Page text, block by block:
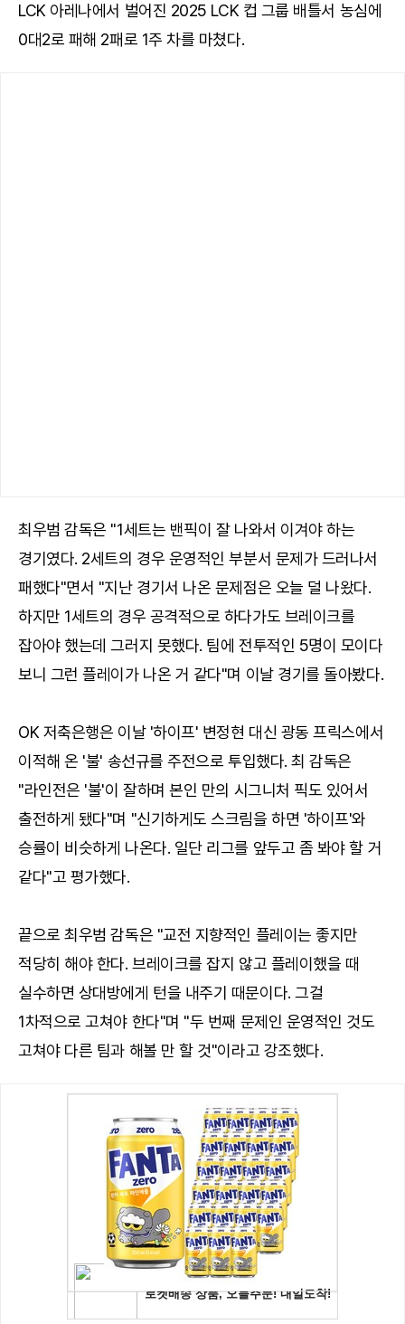
LCK 아레나에서 벌어진 2025 LCK 컵 그룹 배틀서 농심에
0대2로 패해 2패로 1주 차를 마쳤다.
최우범 감독은 "1세트는 밴픽이 잘 나와서 이겨야 하는
경기였다. 2세트의 경우 운영적인 부분서 문제가 드러나서
패했다"면서 "지난 경기서 나온 문제점은 오늘 덜 나왔다.
하지만 1세트의 경우 공격적으로 하다가도 브레이크를
잡아야 했는데 그러지 못했다. 팀에 전투적인 5명이 모이다
보니 그런 플레이가 나온 거 같다"며 이날 경기를 돌아봤다.
OK 저축은행은 이날 '하이프' 변정현 대신 광동 프릭스에서
이적해 온 '불' 송선규를 주전으로 투입했다. 최 감독은
"라인전은 '불'이 잘하며 본인 만의 시그니처 픽도 있어서
출전하게 됐다"며 "신기하게도 스크림을 하면 '하이프'와
승률이 비슷하게 나온다. 일단 리그를 앞두고 좀 봐야 할 거
같다"고 평가했다.
끝으로 최우범 감독은 "교전 지향적인 플레이는 좋지만
적당히 해야 한다. 브레이크를 잡지 않고 플레이했을 때
실수하면 상대방에게 턴을 내주기 때문이다. 그걸
1차적으로 고쳐야 한다"며 "두 번째 문제인 운영적인 것도
고쳐야 다른 팀과 해볼 만 할 것"이라고 강조했다.